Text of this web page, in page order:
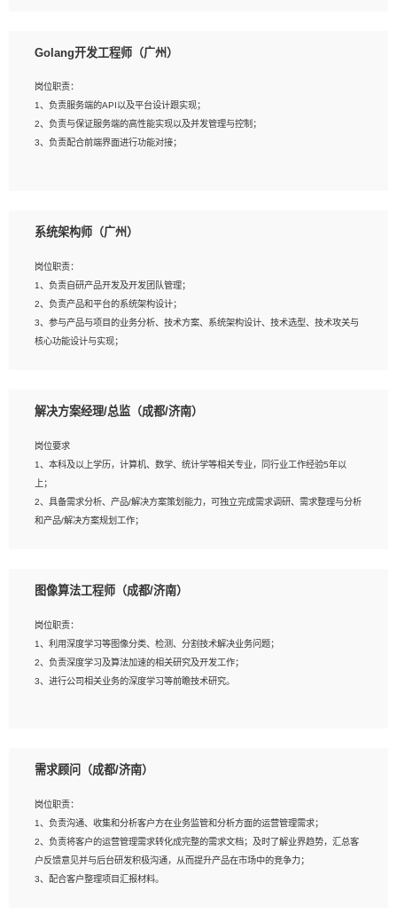
2、熟悉PostgreSQL、redis、MongoDB、ElasticSearch等开源数据库运维管理，
4、熟悉Hadoop、HBASE、Spark等大数据平台优先。
5、熟悉linux或任意一种unix操作系统，如有较强操作系统侧工作经验者优先。
6、具备丰富的项目实施经验，较强的自我学习能力。
Golang开发工程师（广州）
岗位职责：
1、负责服务端的API以及平台设计跟实现；
2、负责与保证服务端的高性能实现以及并发管理与控制；
3、负责配合前端界面进行功能对接；
2、1年以上Golang开发工作经验，能独立完成相应项目开发；
与实现，熟悉常用开源框架及设计模式；
4、熟悉Golang、连接池、消息队列等组件使用、熟悉后端开发、测试、调试流程
跟工具使用；
5、对技术有激情，喜欢钻研，能快速接受和掌握新技术，学习能力和工作责任心
强，良好的沟通表达能力和团队协作能力。
系统架构师（广州）
岗位职责：
1、负责自研产品开发及开发团队管理；
2、负责产品和平台的系统架构设计；
3、参与产品与项目的业务分析、技术方案、系统架构设计、技术选型、技术攻关与
核心功能设计与实现；
岗位要求：
1、全日制统招本科及以上学历，计算机相关专业毕业，5年以上开发工作经验；
2、具有扎实的java编程功底和良好的编码习惯，有分布式、多线程及高并发系统开
发经验和性能调优经验尤佳；熟悉JVM调优；掌握基础中间件、基础架构方案和云
平台、云产品功能特性，熟练使用相关平台的功能和了解其背后实现机制；
研发管理流程建设经验；
种常用框架和技术Springboot、Shiro、springcloud等；熟悉Linux常用命令和了解
常用脚本语言，较丰富的线上系统运维经验，复杂问题排查思路清晰。
解决方案经理/总监（成都/济南）
岗位要求
1、本科及以上学历，计算机、数学、统计学等相关专业，同行业工作经验5年以
上；
2、具备需求分析、产品/解决方案策划能力，可独立完成需求调研、需求整理与分析
和产品/解决方案规划工作；
相关的解决方案，包括视频分析、图像识别、NLP、OCR、机器学习等；
AI算法框架，对人脸识别、目标检测、图像识别、OCR、NLP等AI算法有深刻理
解。具有AI平台级产品/解决方案从业经验者优先。具有大数据技术背景者优先；
6、具备良好的客户意识与沟通能力，善于学习思考、创新与团队协作，认真负责、
执行力与抗压力强。
图像算法工程师（成都/济南）
岗位职责：
1、利用深度学习等图像分类、检测、分割技术解决业务问题；
2、负责深度学习及算法加速的相关研究及开发工作；
3、进行公司相关业务的深度学习等前瞻技术研究。
2、2年以上图像处理开发经验，熟悉python和spark开发；
建深度学习系统环境；
4、熟悉OPENCV、HALCON等常用图像处理软件，熟练进行图像处理；
5、熟悉主流的分类算法、聚类算法和关联分析算法原理，能熟练使用神经网络算法
的进行业务建模；
6、对OCR领域有深入的研究，熟悉模型调参，压缩和整型化方法；
需求顾问（成都/济南）
岗位职责：
1、负责沟通、收集和分析客户方在业务监管和分析方面的运营管理需求；
2、负责将客户的运营管理需求转化成完整的需求文档；及时了解业界趋势，汇总客
户反馈意见并与后台研发积极沟通，从而提升产品在市场中的竞争力；
3、配合客户整理项目汇报材料。